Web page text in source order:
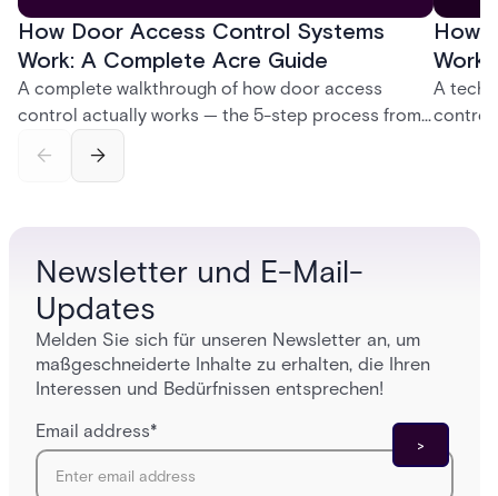
How Door Access Control Systems
Work: A Complete Acre Guide
A complete walkthrough of how door access
control actually works — the 5-step process from
and software components, and the access control
How
A
control
Newsletter und E-Mail-
Updates
Melden Sie sich für unseren Newsletter an, um
maßgeschneiderte Inhalte zu erhalten, die Ihren
Interessen und Bedürfnissen entsprechen!
Email address*